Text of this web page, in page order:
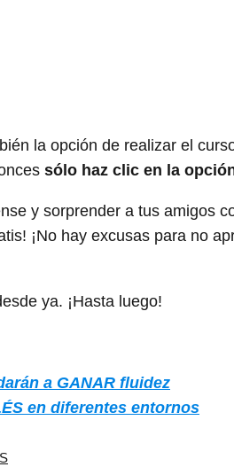
la opción de realizar el
sólo haz clic en la
y sorprender a tus amigos
¡No hay excusas para no
ya. ¡Hasta luego!
a GANAR fluidez
en diferentes entornos